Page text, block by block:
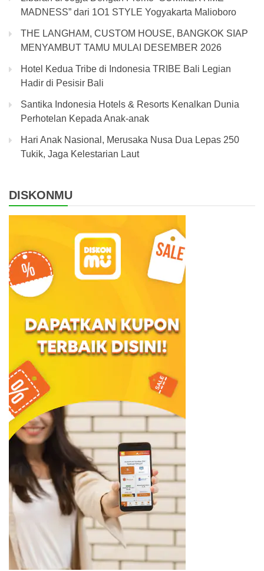
MADNESS” dari 1O1 STYLE Yogyakarta Malioboro
THE LANGHAM, CUSTOM HOUSE, BANGKOK SIAP
MENYAMBUT TAMU MULAI DESEMBER 2026
Hotel Kedua Tribe di Indonesia TRIBE Bali Legian
Hadir di Pesisir Bali
Santika Indonesia Hotels & Resorts Kenalkan Dunia
Perhotelan Kepada Anak-anak
Hari Anak Nasional, Merusaka Nusa Dua Lepas 250
Tukik, Jaga Kelestarian Laut
DISKONMU